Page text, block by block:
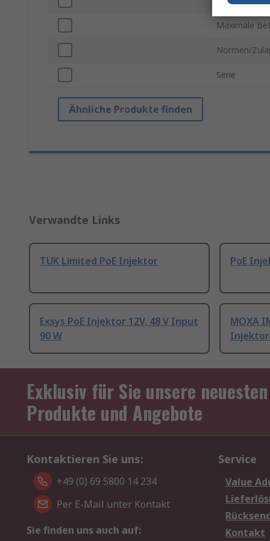
Maximale
Normen/
Serie
Ähnliche Produkte finden
Verwandte Links
TUK Limited PoE Injektor PoE
Exsys PoE Injektor 12V, 48 V Input
90 W
MOXA
Exklusiv für Sie unsere neuesten
Produkte und Angebote
Kontaktieren Sie uns:
+49 (0) 69 5800 14 234
Per E-Mail unter Kontakt
Sie finden uns auch auf:
Service
Value
Kontakt